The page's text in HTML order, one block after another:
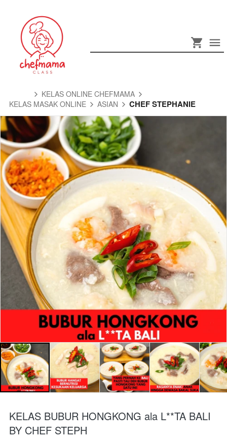
KELAS ONLINE CHEFMAMA
KELAS MASAK ONLINE
ASIAN CHEF STEPHANIE
KELAS BUBUR HONGKONG ala L**TA BALI
BY CHEF STEPH